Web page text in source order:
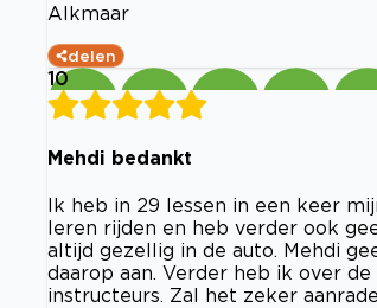
Alkmaar
delen
10
Mehdi bedankt
Ik heb in 29 lessen in een keer
leren rijden en heb verder ook
altijd gezellig in de auto. Mehdi
daarop aan. Verder heb ik over
instructeurs. Zal het zeker